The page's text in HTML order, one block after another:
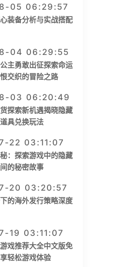
05 06:29:57
装备分析与实战搭配
04 06:29:55
主勇敢出征探索命运
交织的冒险之路
03 06:20:49
探索新机遇揭晓隐藏
具兑换玩法
22 03:11:07
：探索游戏中的隐藏
的秘密故事
20 03:20:57
的海外发行策略深度
19 03:11:07
戏推荐大全中文版免
轻松游戏体验